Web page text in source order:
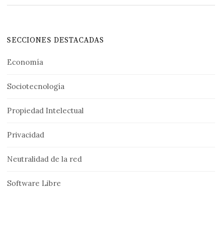
SECCIONES DESTACADAS
Economía
Sociotecnología
Propiedad Intelectual
Privacidad
Neutralidad de la red
Software Libre